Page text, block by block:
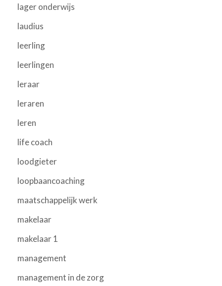
lager onderwijs
laudius
leerling
leerlingen
leraar
leraren
leren
life coach
loodgieter
loopbaancoaching
maatschappelijk werk
makelaar
makelaar 1
management
management in de zorg